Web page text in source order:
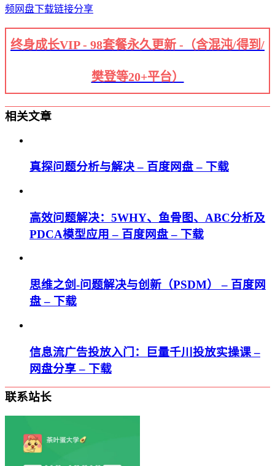
频网盘下载链接分享
终身成长VIP - 98套餐永久更新 -（含混沌/得到/
樊登等20+平台）
相关文章
真探问题分析与解决 – 百度网盘 – 下载
高效问题解决：5WHY、鱼骨图、ABC分析及
PDCA模型应用 – 百度网盘 – 下载
思维之剑-问题解决与创新（PSDM） – 百度网
盘 – 下载
信息流广告投放入门：巨量千川投放实操课 –
网盘分享 – 下载
联系站长